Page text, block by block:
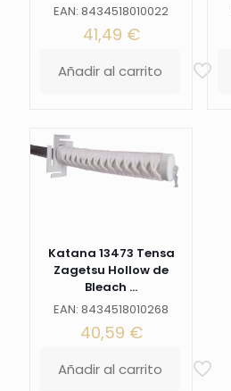
EAN: 8434518010022
41,49 €
Añadir al carrito
Katana 13473 Tensa
Zagetsu Hollow de
Bleach ...
EAN: 8434518010268
40,59 €
Añadir al carrito